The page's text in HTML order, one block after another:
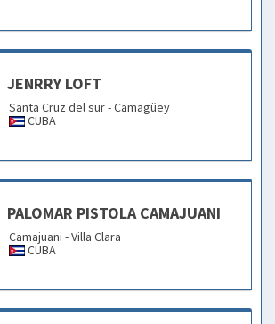
JENRRY LOFT
Santa Cruz del sur - Camagüey
CUBA
PALOMAR PISTOLA CAMAJUANI
Camajuani - Villa Clara
CUBA